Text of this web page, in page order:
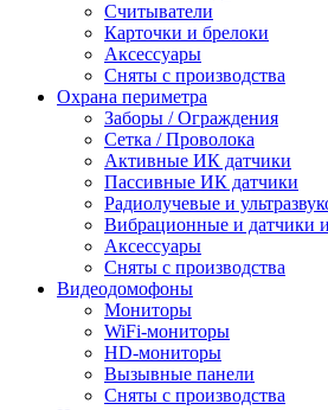
Считыватели
Карточки и брелоки
Аксессуары
Сняты с производства
Охрана периметра
Заборы / Ограждения
Сетка / Проволока
Активные ИК датчики
Пассивные ИК датчики
Радиолучевые и
Вибрационные и датчики
Аксессуары
Сняты с производства
Видеодомофоны
Мониторы
WiFi-мониторы
HD-мониторы
Вызывные панели
Сняты с производства